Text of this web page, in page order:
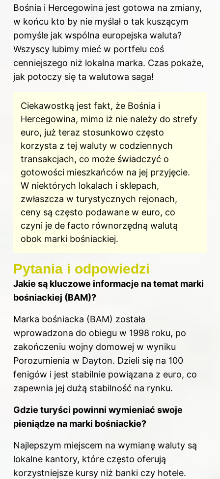
Bośnia i Hercegowina jest gotowa na zmiany,
w końcu kto by nie myślał o tak kuszącym
pomyśle jak wspólna europejska waluta?
Wszyscy lubimy mieć w portfelu coś
cenniejszego niż lokalna marka. Czas pokaże,
jak potoczy się ta walutowa saga!
Ciekawostką jest fakt, że Bośnia i
Hercegowina, mimo iż nie należy do strefy
euro, już teraz stosunkowo często
korzysta z tej waluty w codziennych
transakcjach, co może świadczyć o
gotowości mieszkańców na jej przyjęcie.
W niektórych lokalach i sklepach,
zwłaszcza w turystycznych rejonach,
ceny są często podawane w euro, co
czyni je de facto równorzędną walutą
obok marki bośniackiej.
Pytania i odpowiedzi
Jakie są kluczowe informacje na temat marki
bośniackiej (BAM)?
Marka bośniacka (BAM) została
wprowadzona do obiegu w 1998 roku, po
zakończeniu wojny domowej w wyniku
Porozumienia w Dayton. Dzieli się na 100
fenigów i jest stabilnie powiązana z euro, co
zapewnia jej dużą stabilność na rynku.
Gdzie turyści powinni wymieniać swoje
pieniądze na marki bośniackie?
Najlepszym miejscem na wymianę waluty są
lokalne kantory, które często oferują
korzystniejsze kursy niż banki czy hotele.